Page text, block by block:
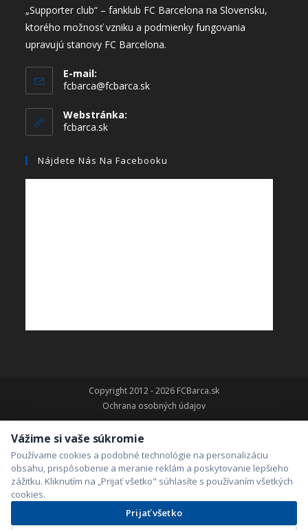
„Supporter club“ – fanklub FC Barcelona na Slovensku,
ktorého možnosť vzniku a podmienky fungovania
upravujú stanovy FC Barcelona.
E-mail:
fcbarca@fcbarca.sk
Webstránka:
fcbarca.sk
Nájdete Nás Na Facebooku
Copyright 2012 - 2026 FCBarca.sk
Ochrana osobných údajov
Vážime si vaše súkromie
Používame cookies a podobné technológie na personalizáciu
obsahu, prispôsobenie a meranie reklám a poskytovanie lepšieho
zážitku. Kliknutím na „Prijať všetko" súhlasíte s používaním všetkých
cookies.
Prijať všetko